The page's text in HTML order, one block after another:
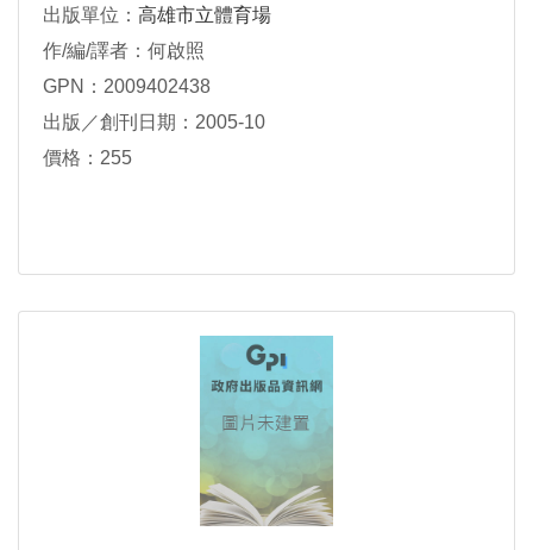
出版單位： 高雄市立體育場
作/編/譯者：何啟照
GPN：2009402438
出版／創刊日期：2005-10
價格：255